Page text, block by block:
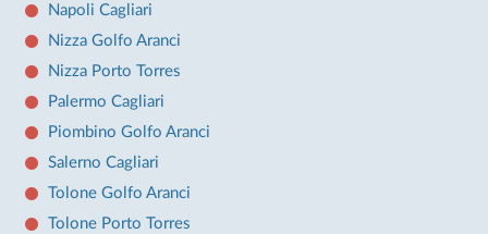
Napoli Cagliari
Nizza Golfo Aranci
Nizza Porto Torres
Palermo Cagliari
Piombino Golfo Aranci
Salerno Cagliari
Tolone Golfo Aranci
Tolone Porto Torres